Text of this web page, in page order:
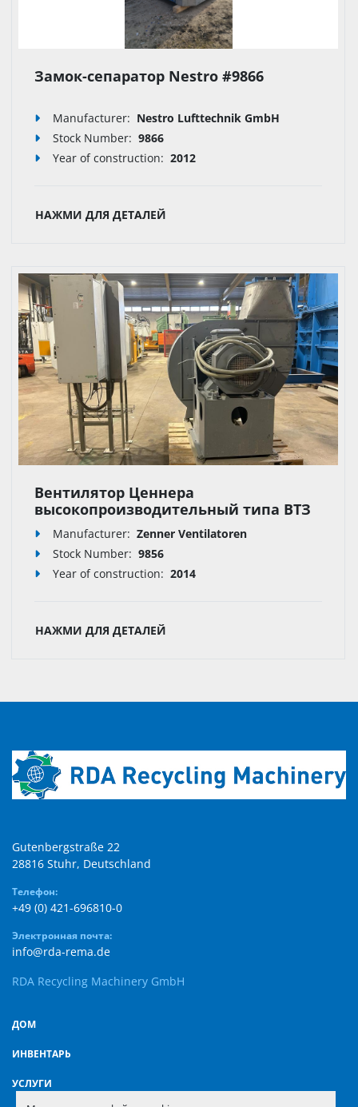
Замок-сепаратор Nestro #9866
Manufacturer: Nestro Lufttechnik GmbH
Stock Number: 9866
Year of construction: 2012
НАЖМИ ДЛЯ ДЕТАЛЕЙ
Вентилятор Ценнера
высокопроизводительный типа ВТЗ
710/63/1 специальный
Manufacturer: Zenner Ventilatoren
Stock Number: 9856
Year of construction: 2014
НАЖМИ ДЛЯ ДЕТАЛЕЙ
Gutenbergstraße 22
28816 Stuhr, Deutschland
Телефон:
+49 (0) 421-696810-0
Электронная почта:
info@rda-rema.de
RDA Recycling Machinery GmbH
ДОМ
ИНВЕНТАРЬ
УСЛУГИ